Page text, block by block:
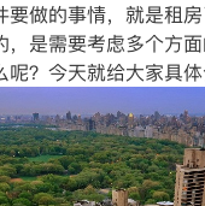
要做的事情，就是租
，是需要考虑多个方
？今天就给大家具体